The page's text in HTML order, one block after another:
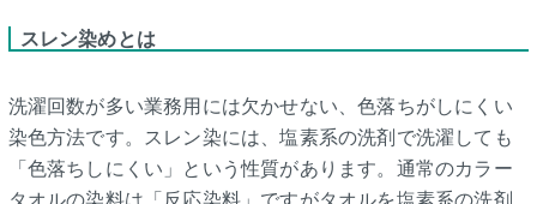
スレン染めとは
洗濯回数が多い業務用には欠かせない、色落ちがしにくい
染色方法です。スレン染には、塩素系の洗剤で洗濯しても
「色落ちしにくい」という性質があります。通常のカラー